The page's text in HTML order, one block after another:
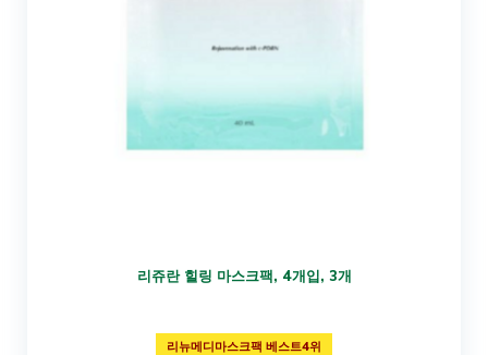
리쥬란 힐링 마스크팩, 4개입, 3개
리뉴메디마스크팩 베스트4위